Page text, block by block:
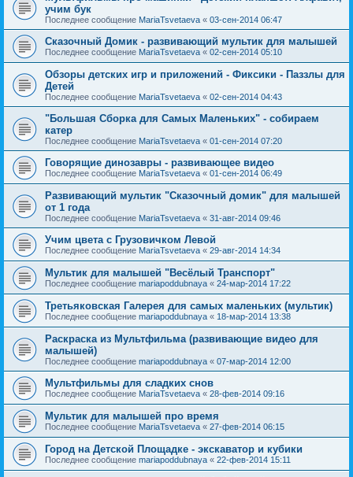
учим бук
Последнее сообщение MariaTsvetaeva « 03-сен-2014 06:47
Сказочный Домик - развивающий мультик для малышей
Последнее сообщение MariaTsvetaeva « 02-сен-2014 05:10
Обзоры детских игр и приложений - Фиксики - Паззлы для
Детей
Последнее сообщение MariaTsvetaeva « 02-сен-2014 04:43
"Большая Сборка для Самых Маленьких" - собираем
катер
Последнее сообщение MariaTsvetaeva « 01-сен-2014 07:20
Говорящие динозавры - развивающее видео
Последнее сообщение MariaTsvetaeva « 01-сен-2014 06:49
Развивающий мультик "Сказочный домик" для малышей
от 1 года
Последнее сообщение MariaTsvetaeva « 31-авг-2014 09:46
Учим цвета с Грузовичком Левой
Последнее сообщение MariaTsvetaeva « 29-авг-2014 14:34
Мультик для малышей "Весёлый Транспорт"
Последнее сообщение mariapoddubnaya « 24-мар-2014 17:22
Третьяковская Галерея для самых маленьких (мультик)
Последнее сообщение mariapoddubnaya « 18-мар-2014 13:38
Раскраска из Мультфильма (развивающие видео для
малышей)
Последнее сообщение mariapoddubnaya « 07-мар-2014 12:00
Мультфильмы для сладких снов
Последнее сообщение MariaTsvetaeva « 28-фев-2014 09:16
Мультик для малышей про время
Последнее сообщение MariaTsvetaeva « 27-фев-2014 06:15
Город на Детской Площадке - экскаватор и кубики
Последнее сообщение mariapoddubnaya « 22-фев-2014 15:11